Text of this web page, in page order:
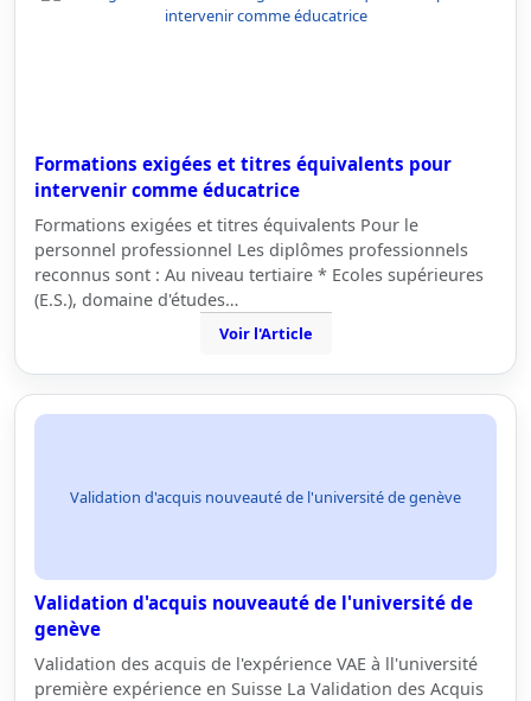
Formations exigées et titres équivalents pour
intervenir comme éducatrice
Formations exigées et titres équivalents Pour le
personnel professionnel Les diplômes professionnels
reconnus sont : Au niveau tertiaire * Ecoles supérieures
(E.S.), domaine d'études…
Voir l'Article
Validation d'acquis nouveauté de l'université de genève
Validation d'acquis nouveauté de l'université de
genève
Validation des acquis de l'expérience VAE à ll'université
première expérience en Suisse La Validation des Acquis